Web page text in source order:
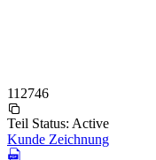
112746
Teil Status: Active
Kunde Zeichnung